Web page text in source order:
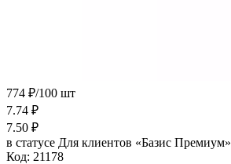
774 ₽/100 шт
7.74 ₽
7.50 ₽
в статусе Для клиентов «Базис Премиум»
Код: 21178